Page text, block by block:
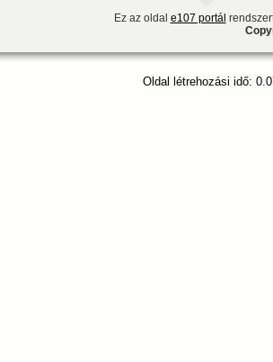
Ez az oldal e107 portál
Oldal létrehozási idő: